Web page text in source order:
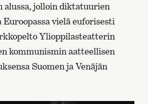
alussa, jolloin diktatuurien
vielä euforisesti
Ylioppilasteatterin
kommunismin aatteellisen
Suomen ja Venäjän